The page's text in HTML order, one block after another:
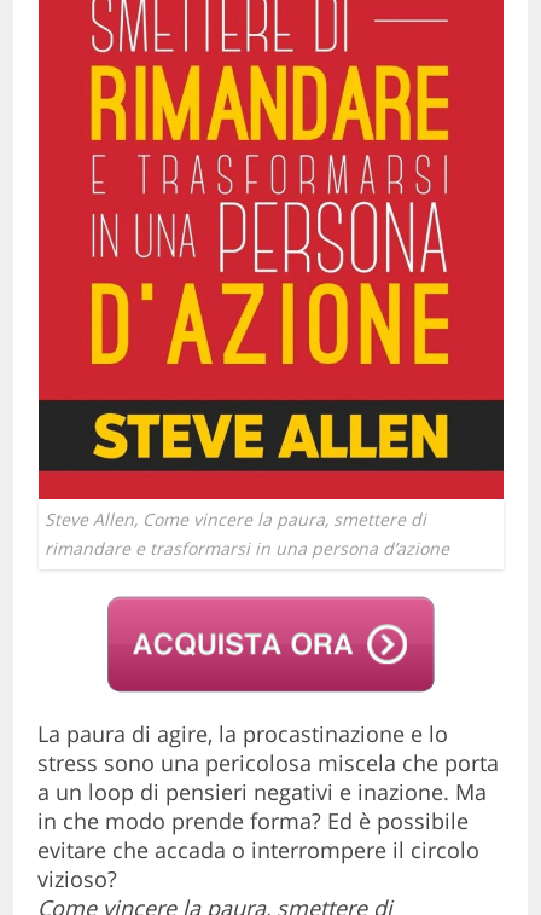
Steve Allen, Come vincere la paura, smettere di
rimandare e trasformarsi in una persona d’azione
La paura di agire, la procastinazione e lo
stress sono una pericolosa miscela che porta
a un loop di pensieri negativi e inazione. Ma
in che modo prende forma? Ed è possibile
evitare che accada o interrompere il circolo
vizioso?
Come vincere la paura, smettere di